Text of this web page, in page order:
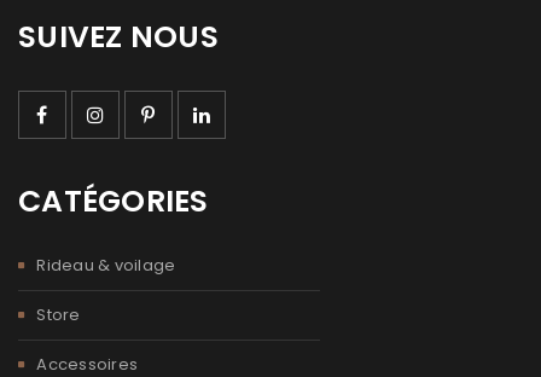
SUIVEZ NOUS
CATÉGORIES
Rideau & voilage
Store
Accessoires